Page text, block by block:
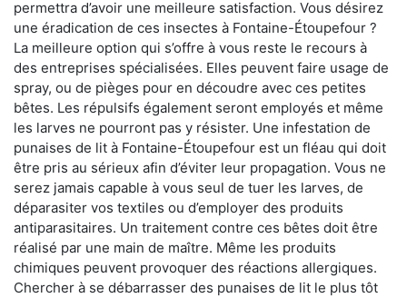
permettra d’avoir une meilleure satisfaction. Vous désirez
une éradication de ces insectes à Fontaine-Étoupefour ?
La meilleure option qui s’offre à vous reste le recours à
des entreprises spécialisées. Elles peuvent faire usage de
spray, ou de pièges pour en découdre avec ces petites
bêtes. Les répulsifs également seront employés et même
les larves ne pourront pas y résister. Une infestation de
punaises de lit à Fontaine-Étoupefour est un fléau qui doit
être pris au sérieux afin d’éviter leur propagation. Vous ne
serez jamais capable à vous seul de tuer les larves, de
déparasiter vos textiles ou d’employer des produits
antiparasitaires. Un traitement contre ces bêtes doit être
réalisé par une main de maître. Même les produits
chimiques peuvent provoquer des réactions allergiques.
Chercher à se débarrasser des punaises de lit le plus tôt